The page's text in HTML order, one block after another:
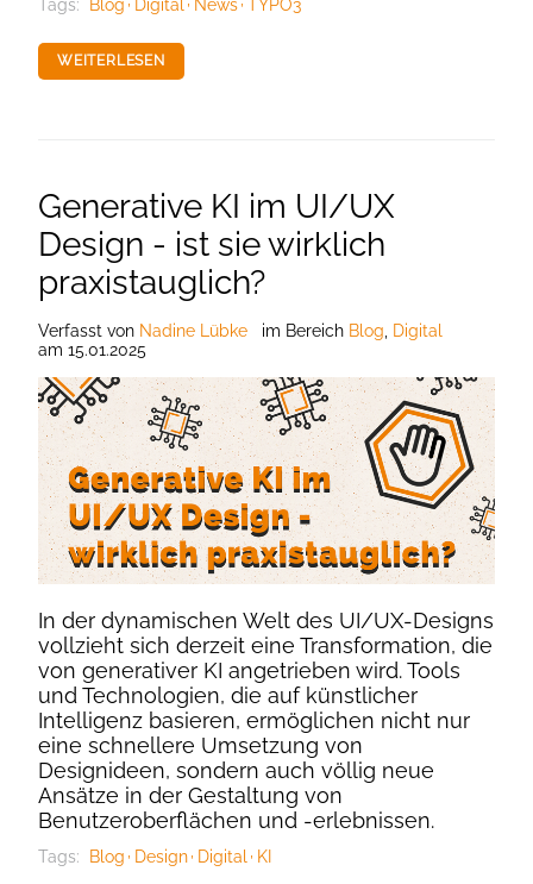
Tags: Blog Digital News TYPO3
WEITERLESEN
Generative KI im UI/UX
Design - ist sie wirklich
praxistauglich?
Verfasst von Nadine Lübke im Bereich Blog
Digital
am 15.01.2025
In der dynamischen Welt des UI/UX-Designs
vollzieht sich derzeit eine Transformation, die
von generativer KI angetrieben wird. Tools
und Technologien, die auf künstlicher
Intelligenz basieren, ermöglichen nicht nur
eine schnellere Umsetzung von
Designideen, sondern auch völlig neue
Ansätze in der Gestaltung von
Benutzeroberflächen und -erlebnissen.
Tags: Blog Design Digital KI